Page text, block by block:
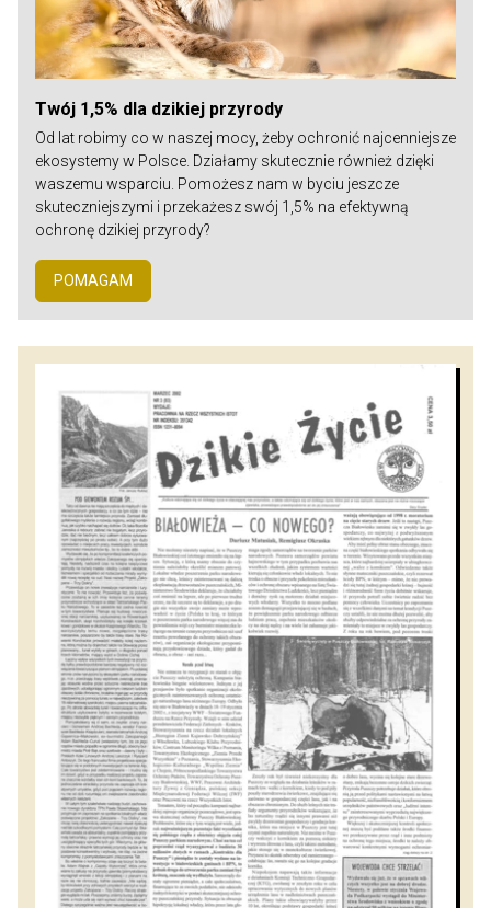
Twój 1,5% dla dzikiej przyrody
Od lat robimy co w naszej mocy, żeby ochronić najcenniejsze
ekosystemy w Polsce. Działamy skutecznie również dzięki
waszemu wsparciu. Pomożesz nam w byciu jeszcze
skuteczniejszymi i przekażesz swój 1,5% na efektywną
ochronę dzikiej przyrody?
POMAGAM